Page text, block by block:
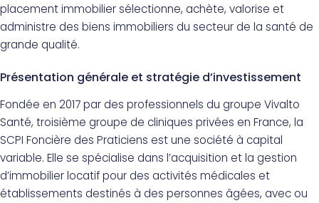
placement immobilier sélectionne, achète, valorise et
administre des biens immobiliers du secteur de la santé de
grande qualité.
Présentation générale et stratégie d’investissement
Fondée en 2017 par des professionnels du groupe Vivalto
Santé, troisième groupe de cliniques privées en France, la
SCPI Foncière des Praticiens est une société à capital
variable. Elle se spécialise dans l’acquisition et la gestion
d’immobilier locatif pour des activités médicales et
établissements destinés à des personnes âgées, avec ou